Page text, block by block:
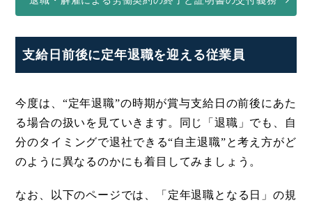
支給日前後に定年退職を迎える従業員
今度は、“定年退職”の時期が賞与支給日の前後にあた
る場合の扱いを見ていきます。同じ「退職」でも、自
分のタイミングで退社できる“自主退職”と考え方がど
のように異なるのかにも着目してみましょう。
なお、以下のページでは、「定年退職となる日」の規